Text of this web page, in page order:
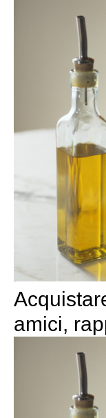
amici,